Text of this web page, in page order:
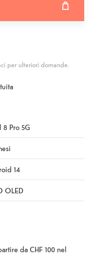
per ulteriori domande.
8 Pro 5G
14
OLED
da CHF 100 nel